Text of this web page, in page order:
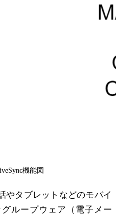
機能図
やタブレットなどのモバイ
ループウェア（電子メー